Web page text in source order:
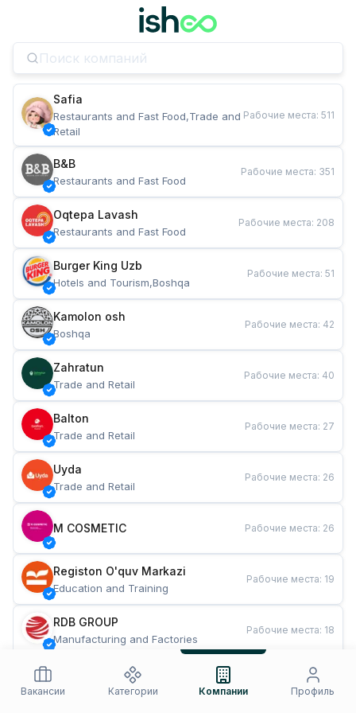
Safia
Restaurants and Fast Food,Trade and
Retail
Рабочие места: 511
B&B
Restaurants and Fast Food
Рабочие места: 351
Oqtepa Lavash
Restaurants and Fast Food
Рабочие места: 208
Burger King Uzb
Hotels and Tourism,Boshqa
Рабочие места: 51
Kamolon osh
Boshqa
Рабочие места: 42
Zahratun
Trade and Retail
Рабочие места: 40
Balton
Trade and Retail
Рабочие места: 27
Uyda
Trade and Retail
Рабочие места: 26
M COSMETIC Рабочие места: 26
Registon O'quv Markazi
Education and Training
Рабочие места: 19
RDB GROUP
Manufacturing and Factories
Рабочие места: 18
Restaurants and Fast Food
Рабочие места
Вакансии
Категории Компании Профиль